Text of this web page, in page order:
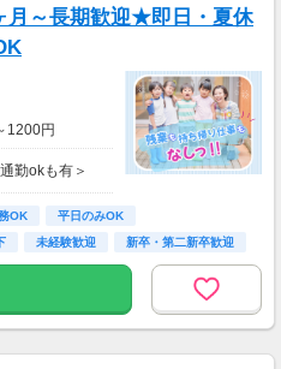
月～長期歓迎★即日・夏休
1200円
日)
12時、9-16時
勤okも有＞
OK
平日のみOK
未経験歓迎
新卒・第二新卒歓迎